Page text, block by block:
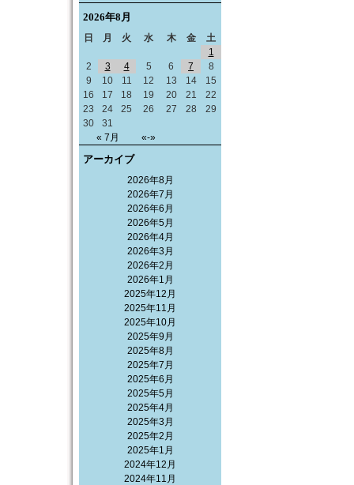
2026年8月
日 月 火 水 木 金 土
« 7月 «-»
1
2
3 4 5 6 7
8
9
10 11 12 13 14
15
16
17 18 19 20 21
22
23
24 25 26 27 28
29
30
31
アーカイブ
2026年8月
2026年7月
2026年6月
2026年5月
2026年4月
2026年3月
2026年2月
2026年1月
2025年12月
2025年11月
2025年10月
2025年9月
2025年8月
2025年7月
2025年6月
2025年5月
2025年4月
2025年3月
2025年2月
2025年1月
2024年12月
2024年11月